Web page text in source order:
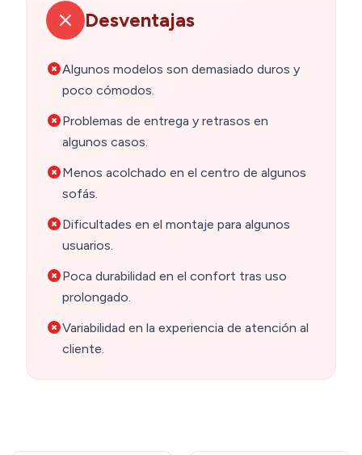
Desventajas
Algunos modelos son demasiado duros y
poco cómodos.
Problemas de entrega y retrasos en
algunos casos.
Menos acolchado en el centro de algunos
sofás.
Dificultades en el montaje para algunos
usuarios.
Poca durabilidad en el confort tras uso
prolongado.
Variabilidad en la experiencia de atención al
cliente.